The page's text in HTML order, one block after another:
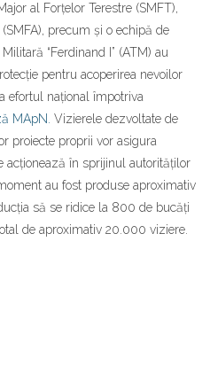
al Forțelor Terestre (SMFT),
precum și o echipă de
“Ferdinand I” (ATM) au
pentru acoperirea nevoilor
efortul național împotriva
MApN. Vizierele dezvoltate de
proiecte proprii vor asigura
acționează în sprijinul autorităților
au fost produse aproximativ
să se ridice la 800 de bucăți
de aproximativ 20.000 viziere.